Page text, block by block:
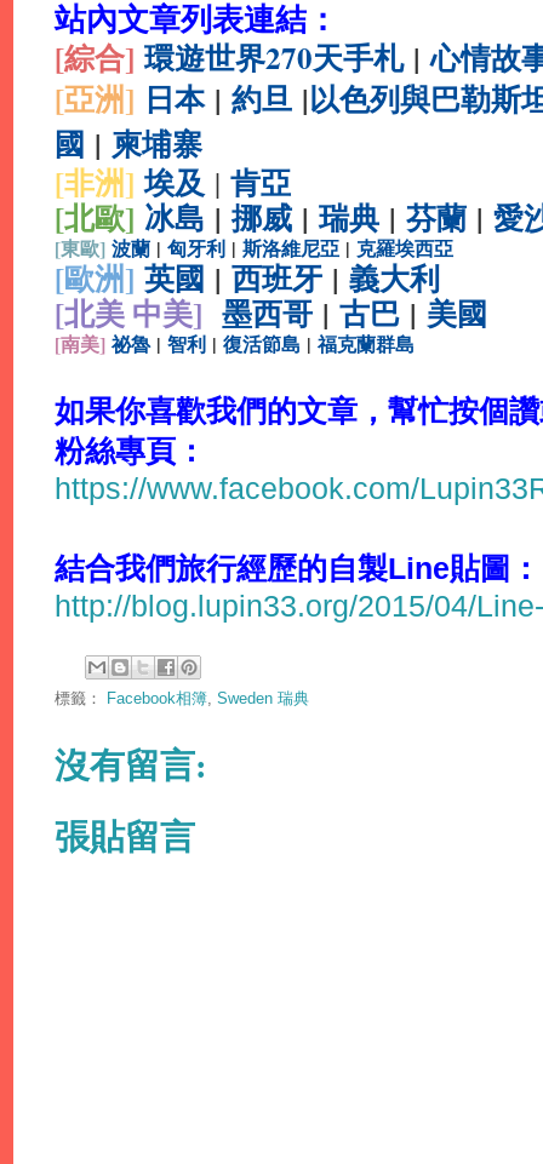
站內文章列表連結：
[綜合] 環遊世界270天手札|心情故
[亞洲] 日本 | 約旦 |以色列與巴勒斯
國 | 柬埔寨
[非洲]埃及 | 肯亞
[北歐] 冰島 | 挪威 | 瑞典 | 芬蘭 | 愛
[東歐] 波蘭 | 匈牙利 | 斯洛維尼亞 | 克羅埃西亞
[歐洲] 英國 | 西班牙 | 義大利
[北美 中美] 墨西哥 | 古巴 | 美國
[南美] 祕魯 | 智利 | 復活節島 | 福克蘭群島
如果你喜歡我們的文章，幫忙按個
粉絲專頁：
https://www.facebook.com/
結合我們旅行經歷的自製Line貼圖：
http://blog.lupin33.org/2015/04/
標籤： Facebook相簿 Sweden 瑞典
沒有留言:
張貼留言